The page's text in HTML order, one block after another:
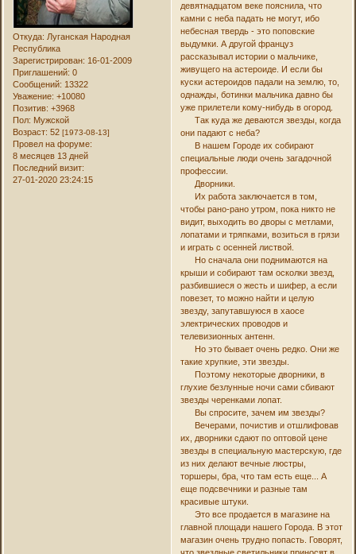
Откуда: Луганская Народная
Республика
Зарегистрирован: 16-01-2009
Приглашений: 0
Сообщений: 13322
Уважение: +10080
Позитив: +3968
Пол: Мужской
Возраст: 52[1973-08-13]
Провел на форуме:
8 месяцев 13 дней
Последний визит:
27-01-2020 23:24:15
девятнадцатом веке пояснила, что
камни с неба падать не могут, ибо
небесная твердь - это поповские
выдумки. А другой француз
рассказывал истории о мальчике,
живущего на астероиде. И если бы
куски астероидов падали на землю, то,
однажды, ботинки мальчика давно бы
уже прилетели кому-нибудь в огород.
Так куда же деваются звезды, когда
они падают с неба?
В нашем Городе их собирают
специальные люди очень загадочной
профессии.
Дворники.
Их работа заключается в том,
чтобы рано-рано утром, пока никто не
видит, выходить во дворы с метлами,
лопатами и тряпками, возиться в грязи
и играть с осенней листвой.
Но сначала они поднимаются на
крыши и собирают там осколки звезд,
разбившиеся о жесть и шифер, а если
повезет, то можно найти и целую
звезду, запутавшуюся в хаосе
электрических проводов и
телевизионных антенн.
Но это бывает очень редко. Они же
такие хрупкие, эти звезды.
Поэтому некоторые дворники, в
глухие безлунные ночи сами сбивают
звезды черенками лопат.
Вы спросите, зачем им звезды?
Вечерами, почистив и отшлифовав
их, дворники сдают по оптовой цене
звезды в специальную мастерскую, где
из них делают вечные люстры,
торшеры, бра, что там есть еще... А
еще подсвечники и разные там
красивые штуки.
Это все продается в магазине на
главной площади нашего Города. В этот
магазин очень трудно попасть. Говорят,